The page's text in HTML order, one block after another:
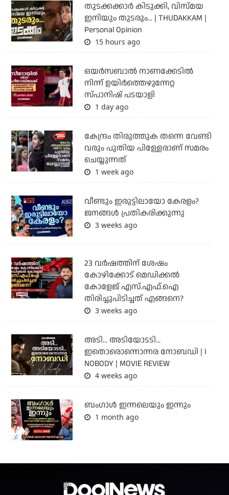
തുടക്കക്കാര്‍ കിടുക്കി, വിസ്മയ
ഇനിയും തുടരും... | THUDAKKAM |
Personal Opinion
15 hours ago
ഒയര്‍സബാൽ നാണക്കേടിൽ
നിന്ന് ഉയിർത്തെഴുന്നേറ്റ
സ്പാനിഷ് പടയാളി
1 day ago
കേന്ദ്രം തിരുത്തുക തന്നെ വേണ്ടി
വരും പുതിയ പിള്ളേരാണ് സമരം
ചെയ്യുന്നത്
1 week ago
വീണ്ടും ഇരുട്ടിലായോ കേരളം?
ജനങ്ങൾ പ്രതികരിക്കുന്നു
3 weeks ago
23 വർഷത്തിന് ശേഷം
കോഴിക്കോട് മെഡിക്കൽ
കോളേജ് എസ്.എഫ്.ഐ
തിരിച്ചുപിടിച്ചത് എങ്ങനെ?
3 weeks ago
അടി... അടിയോടടി...
ഇതൊരൊന്നൊന്നര നോബഡി | I
NOBODY | MOVIE REVIEW
4 weeks ago
ബംഗാള്‍ ഇന്നലെയും ഇന്നും
1 month ago